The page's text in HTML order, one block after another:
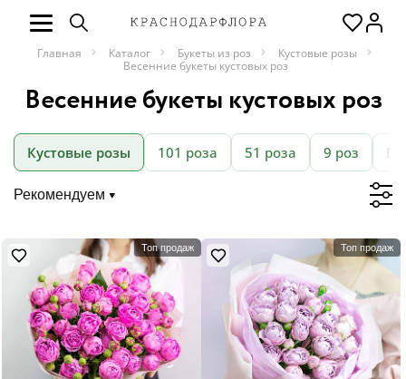
Главная Каталог Букеты из роз
Кустовые розы
Весенние букеты кустовых роз
Весенние букеты кустовых роз
Кустовые розы 101 роза 51 роза 9 роз
Рекомендуем
Топ продаж Топ продаж